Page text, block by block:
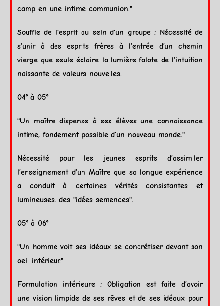
camp en une intime communion."
Souffle de l’esprit au sein d’un groupe : Nécessité de
s’unir à des esprits frères à l’entrée d’un chemin
vierge que seule éclaire la lumière falote de l’intuition
naissante de valeurs nouvelles.
04° à 05°
"Un maître dispense à ses élèves une connaissance
intime, fondement possible d’un nouveau monde."
Nécessité pour les jeunes esprits d’assimiler
l’enseignement d’un Maître que sa longue expérience
a conduit à certaines vérités consistantes et
lumineuses, des "idées semences".
05° à 06°
"Un homme voit ses idéaux se concrétiser devant son
oeil intérieur."
Formulation intérieure : Obligation est faite d’avoir
une vision limpide de ses rêves et de ses idéaux pour